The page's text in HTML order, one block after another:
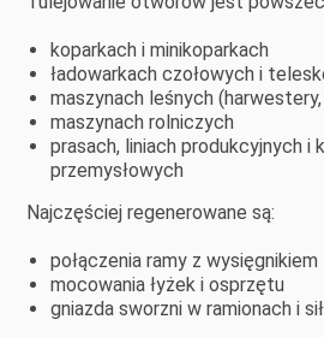
koparkach i minikoparkach
ładowarkach czołowych i
maszynach leśnych
maszynach rolniczych
prasach, liniach produkcyjnych i
przemysłowych
Najczęściej regenerowane są:
połączenia ramy z wysięgnikiem
mocowania łyżek i osprzętu
gniazda sworzni w ramionach i